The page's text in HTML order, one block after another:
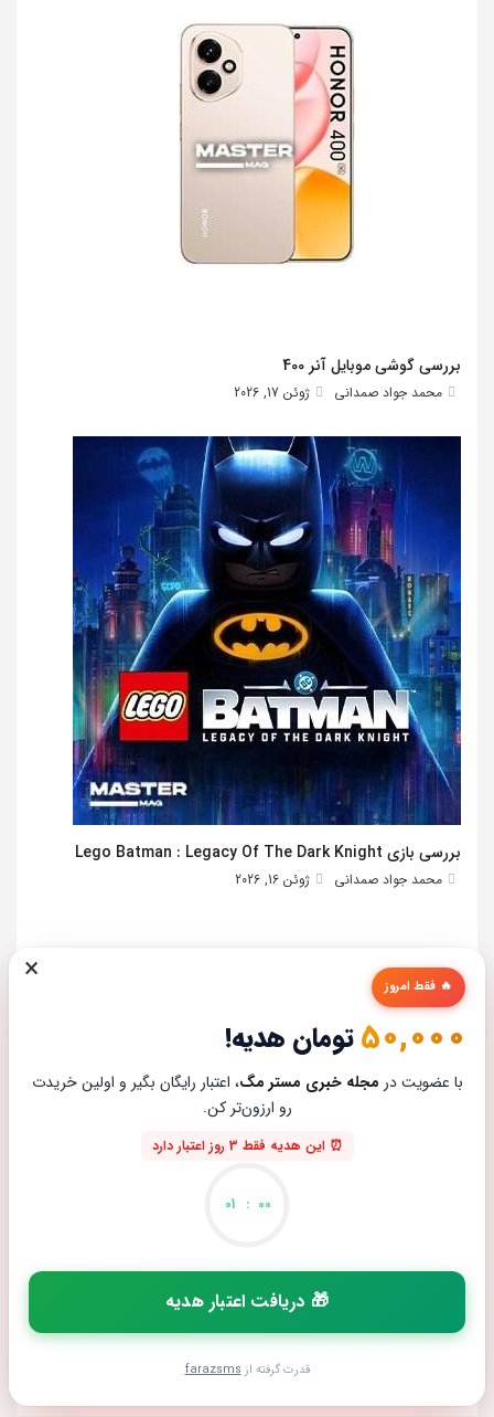
بررسی گوشی موبایل آنر 400
محمد جواد صمدانی ژوئن 17, 2026
بررسی بازی Lego Batman : Legacy Of The Dark Knight
محمد جواد صمدانی ژوئن 16, 2026
بررسی گرافیک H200
ژوئن 15, 2026
× 🔥 فقط امروز
50,000تومان هدیه!
با عضویت در مجله خبری مستر مگ، اعتبار رایگان بگیر و اولین خریدت
رو ارزون‌تر کن.
⏰ این هدیه فقط 3 روز اعتبار دارد
00
:
01
🎁 دریافت اعتبار هدیه
قدرت گرفته ازfarazsms